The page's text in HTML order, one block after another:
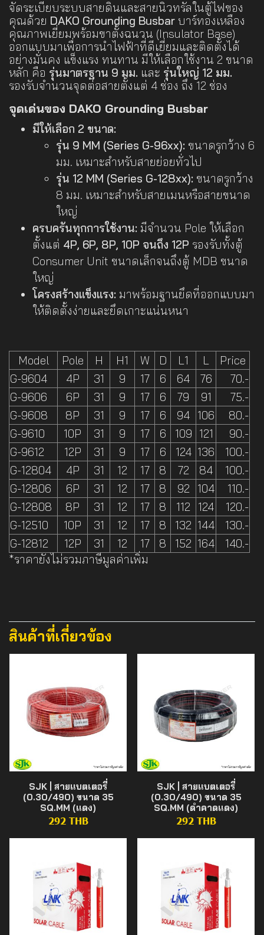
จัดระเบียบระบบสายดินและสายนิวทรัลในตู้ไฟของ
คุณด้วย DAKO Grounding Busbar บาร์ทองเหลือง
คุณภาพเยี่ยมพร้อมขาตั้งฉนวน (Insulator Base)
ออกแบบมาเพื่อการนำไฟฟ้าที่ดีเยี่ยมและติดตั้งได้
อย่างมั่นคง แข็งแรง ทนทาน มีให้เลือกใช้งาน 2 ขนาด
หลัก คือ รุ่นมาตรฐาน 9 มม. และ รุ่นใหญ่ 12 มม.
รองรับจำนวนจุดต่อสายตั้งแต่ 4 ช่อง ถึง 12 ช่อง
จุดเด่นของ DAKO Grounding Busbar
มีให้เลือก 2 ขนาด:
รุ่น 9 MM (Series G-96xx): ขนาดรูกว้าง 6
มม. เหมาะสำหรับสายย่อยทั่วไป
รุ่น 12 MM (Series G-128xx): ขนาดรูกว้าง
8 มม. เหมาะสำหรับสายเมนหรือสายขนาด
ใหญ่
ครบครันทุกการใช้งาน: มีจำนวน Pole ให้เลือก
ตั้งแต่ 4P, 6P, 8P, 10P จนถึง 12P รองรับทั้งตู้
Consumer Unit ขนาดเล็กจนถึงตู้ MDB ขนาด
ใหญ่
โครงสร้างแข็งแรง: มาพร้อมฐานยึดที่ออกแบบมา
ให้ติดตั้งง่ายและยึดเกาะแน่นหนา
Model Pole H H1 W D L1 L
Price
G-9604
4P 31 9 17 6 64 76
70.-
G-9606
6P 31 9 17 6 79 91
75.-
G-9608
8P 31 9 17 6 94 106
80.-
G-9610
10P 31 9 17 6 109 121
90.-
G-9612
12P 31 9 17 6 124 136
100.-
G-12804
4P 31 12 17 8 72 84
100.-
G-12806
6P 31 12 17 8 92 104
110.-
G-12808
8P 31 12 17 8 112 124
120.-
G-12510
10P 31 12 17 8 132 144
130.-
G-12812
12P 31 12 17 8 152 164
140.-
*ราคายังไม่รวมภาษีมูลค่าเพิ่ม
สินค้าที่เกี่ยวข้อง
SJK | สายแบตเตอรี่
(0.30/490) ขนาด 35
SQ.MM (แดง)
292 THB
SJK | สายแบตเตอรี่
(0.30/490) ขนาด 35
SQ.MM (ดำคาดแดง)
292 THB